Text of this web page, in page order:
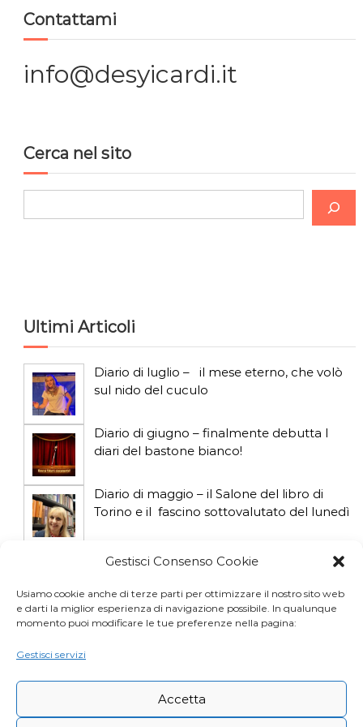
Gestisci Consenso Cookie
Usiamo cookie anche di terze parti per ottimizzare il nostro sito web
e darti la miglior esperienza di navigazione possibile. In qualunque
momento puoi modificare le tue preferenze nella pagina:
Gestisci servizi
Accetta
Contattami
info@desyicardi.it
Cerca nel sito
e
Ultimi Articoli
Diario di luglio – il mese eterno, che volò
sul nido del cuculo
Diario di giugno – finalmente debutta I
diari del bastone bianco!
Diario di maggio – il Salone del libro di
Torino e il fascino sottovalutato del lunedì
Diario di aprile: si gioca col gatto influencer
Diario di marzo: salva il gatto e non fidarti